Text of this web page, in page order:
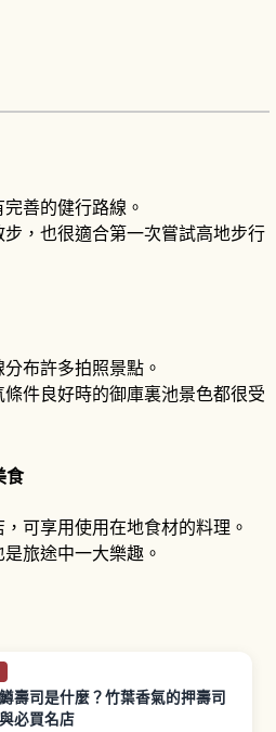
善的健行路線。
，也很適合第一次嘗試高地步行
布許多拍照景點。
件良好時的御庫裏池景色都很受
食
可享用使用在地食材的料理。
旅途中一大樂趣。
壽司是什麼？竹葉香氣的押壽司
必買名店